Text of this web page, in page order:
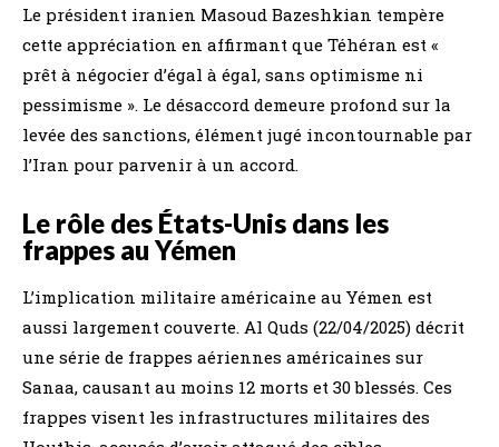
Le président iranien Masoud Bazeshkian tempère
cette appréciation en affirmant que Téhéran est «
prêt à négocier d’égal à égal, sans optimisme ni
pessimisme ». Le désaccord demeure profond sur la
levée des sanctions, élément jugé incontournable par
l’Iran pour parvenir à un accord.
Le rôle des États-Unis dans les
frappes au Yémen
L’implication militaire américaine au Yémen est
aussi largement couverte. Al Quds (22/04/2025) décrit
une série de frappes aériennes américaines sur
Sanaa, causant au moins 12 morts et 30 blessés. Ces
frappes visent les infrastructures militaires des